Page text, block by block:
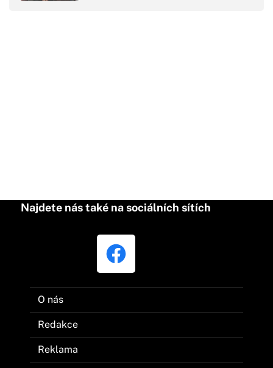
Najdete nás také na sociálních sítích
O nás
Redakce
Reklama